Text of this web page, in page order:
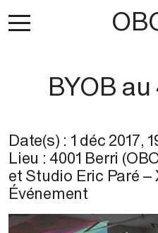
BYOB au
Date(s) : 1 déc 2017,
Lieu : 4001 Berri
et Studio Eric Paré –
Événement